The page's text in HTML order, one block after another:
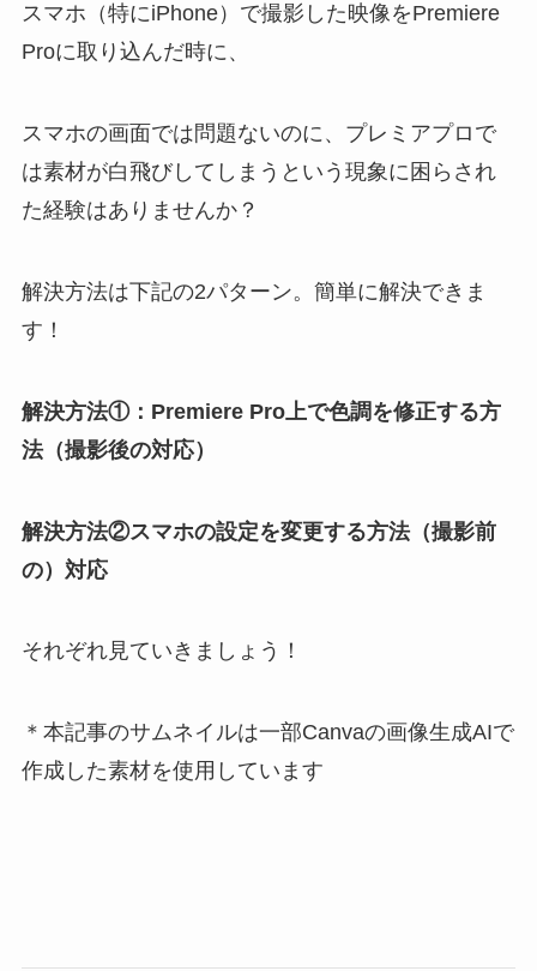
スマホ（特にiPhone）で撮影した映像をPremiere
Proに取り込んだ時に、
スマホの画面では問題ないのに、プレミアプロで
は素材が白飛びしてしまうという現象に困らされ
た経験はありませんか？
解決方法は下記の2パターン。簡単に解決できま
す！
解決方法①：Premiere Pro上で色調を修正する方
法（撮影後の対応）
解決方法②スマホの設定を変更する方法（撮影前
の）対応
それぞれ見ていきましょう！
＊本記事のサムネイルは一部Canvaの画像生成AIで
作成した素材を使用しています